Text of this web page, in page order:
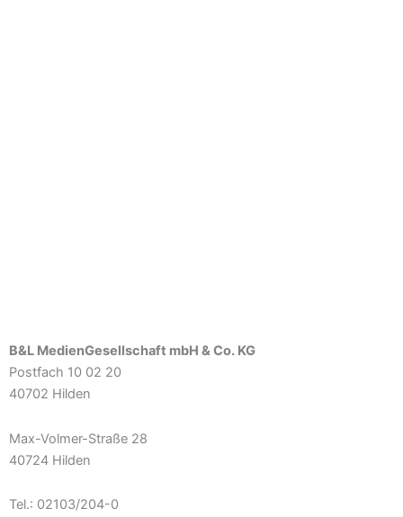
B&L MedienGesellschaft mbH & Co. KG
Postfach 10 02 20
40702 Hilden
Max-Volmer-Straße 28
40724 Hilden
Tel.: 02103/204-0